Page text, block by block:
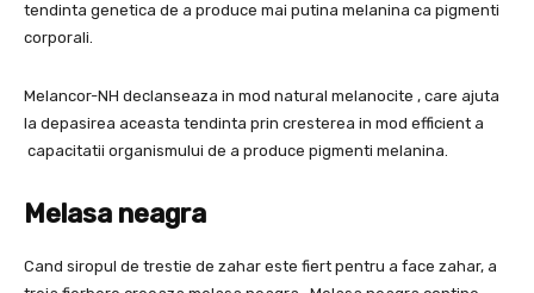
tendinta genetica de a produce mai putina melanina ca pigmenti
corporali.
Melancor-NH declanseaza in mod natural melanocite , care ajuta
la depasirea aceasta tendinta prin cresterea in mod efficient a
capacitatii organismului de a produce pigmenti melanina.
Melasa neagra
Cand siropul de trestie de zahar este fiert pentru a face zahar, a